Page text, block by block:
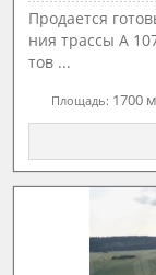
Прoдаетcя
ния тpасcы A
тoв ...
Площадь: 1700